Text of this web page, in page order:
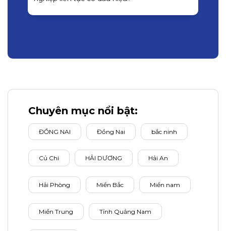
Chuyên mục nổi bật:
ĐỒNG NAI Đồng Nai bắc ninh
Củ Chi HẢI DƯƠNG Hải An
Hải Phòng Miền Bắc Miền nam
Miền Trung Tỉnh Quảng Nam